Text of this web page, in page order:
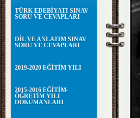
TÜRK EDEBİYATI SINAV
SORU VE CEVAPLARI
DİL VE ANLATIM SINAV
SORU VE CEVAPLARI
2019-2020 EĞİTİM YILI
2015-2016 EĞİTİM-
ÖĞRETİM YILI
DÖKÜMANLARI